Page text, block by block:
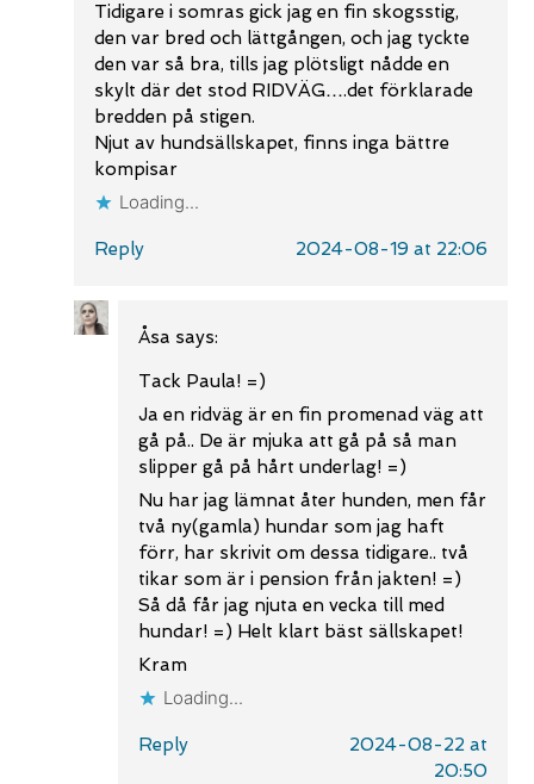
Tidigare i somras gick jag en fin skogsstig,
den var bred och lättgången, och jag tyckte
den var så bra, tills jag plötsligt nådde en
skylt där det stod RIDVÄG….det förklarade
bredden på stigen.
Njut av hundsällskapet, finns inga bättre
kompisar
Loading...
Reply 2024-08-19 at 22:06
Åsa says:
Tack Paula! =)
Ja en ridväg är en fin promenad väg att
gå på.. De är mjuka att gå på så man
slipper gå på hårt underlag! =)
Nu har jag lämnat åter hunden, men får
två ny(gamla) hundar som jag haft
förr, har skrivit om dessa tidigare.. två
tikar som är i pension från jakten! =)
Så då får jag njuta en vecka till med
hundar! =) Helt klart bäst sällskapet!
Kram
Loading...
Reply
2024-08-22 at
20:50